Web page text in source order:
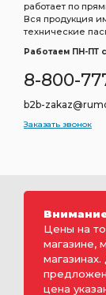
работает по
Вся продукция
технические
Работаем ПН-ПТ
8-800-
b2b-
Заказать звонок
Цены на
магазине,
цена